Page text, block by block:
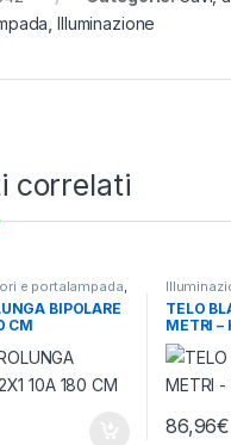
,Illuminazione
correlati
e portalampada,
BIPOLARE
CM
TELO
METRI –
86,96€